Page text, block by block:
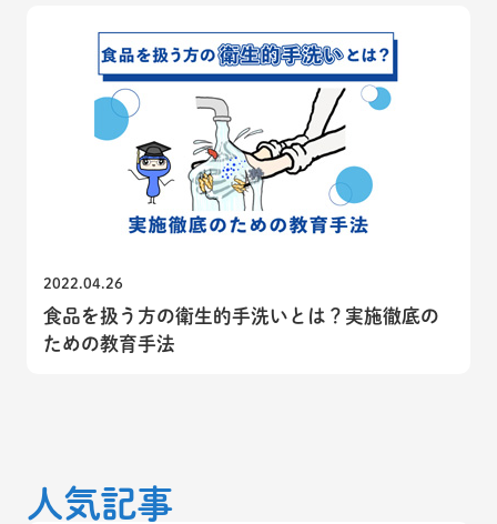
2022.04.26
食品を扱う方の衛生的手洗いとは？実施徹底の
ための教育手法
人気記事